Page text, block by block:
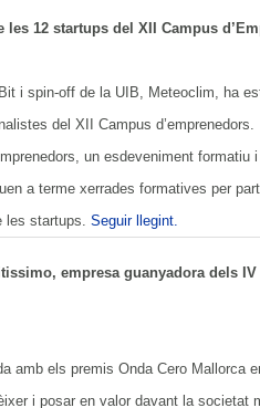
les 12 startups del XII Campus
i spin-off de la UIB, Meteoclim, ha
del XII Campus
un esdeveniment formatiu
a terme xerrades formatives per
les startups. Seguir llegint.
empresa guanyadora dels
amb els premis Onda Cero Mallorca
i posar en valor davant la societat